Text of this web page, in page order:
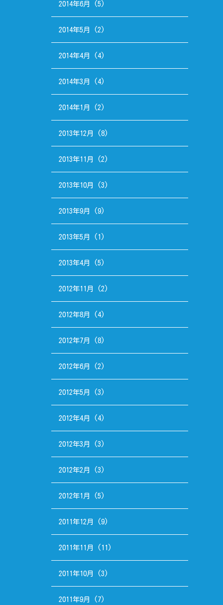
2014年6月 (5)
2014年5月 (2)
2014年4月 (4)
2014年3月 (4)
2014年1月 (2)
2013年12月 (8)
2013年11月 (2)
2013年10月 (3)
2013年9月 (9)
2013年5月 (1)
2013年4月 (5)
2012年11月 (2)
2012年8月 (4)
2012年7月 (8)
2012年6月 (2)
2012年5月 (3)
2012年4月 (4)
2012年3月 (3)
2012年2月 (3)
2012年1月 (5)
2011年12月 (9)
2011年11月 (11)
2011年10月 (3)
2011年9月 (7)